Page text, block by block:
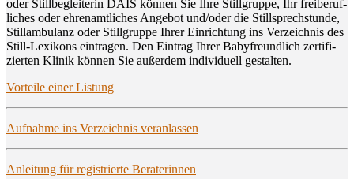
oder Still­be­glei­te­rin DAIS kön­nen Sie Ihre Still­grup­pe, Ihr frei­be­ruf­
li­ches oder ehren­amt­li­ches Ange­bot und/oder die Still­sprech­stun­de,
Still­am­bu­lanz oder Still­grup­pe Ihrer Ein­rich­tung ins Ver­zeich­nis des
Still-Lexi­kons ein­tra­gen. Den Ein­trag Ihrer Baby­freund­lich zer­ti­fi­
zier­ten Kli­nik kön­nen Sie außer­dem indi­vi­du­ell gestalten.
Vor­tei­le einer Listung
Auf­nah­me ins Ver­zeich­nis veranlassen
Anlei­tung für regis­trier­te Beraterinnen